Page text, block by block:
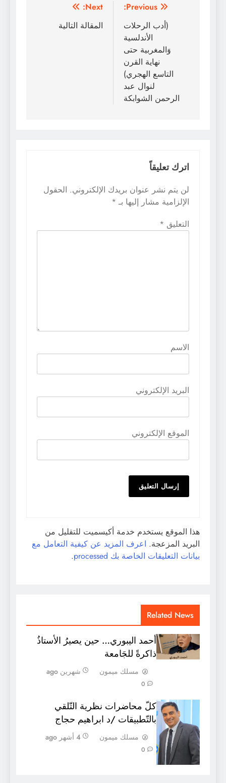
تصفّح
المقالات
Previous:
(أدب الرحلات
الأندلسية
وَالمغربية حتى
نهاية القرن
التاسع الهجري)
لنوال عبد
الرحمن الشوابكة
Next:
المقالة التالية
اترك تعليقاً
لن يتم نشر عنوان بريدك الإلكتروني. الحقول
الإلزامية مشار إليها بـ *
التعليق *
الاسم
البريد الإلكتروني
الموقع الإلكتروني
هذا الموقع يستخدم خدمة أكيسميت للتقليل من
البريد المزعجة. اعرف المزيد عن كيفية التعامل مع
بيانات التعليقات الخاصة بك processed
.
Related News
أحمد اليبوري… حين يصيرُ الأستاذُ
ذاكرةً للجَامعة
مسلك ميمون شهرين ago
0
كلّ محاضرات نظرية التّلقي
بالتّطبيقات /د ابراهيم حجاج
مسلك ميمون 4 أشهر ago
0